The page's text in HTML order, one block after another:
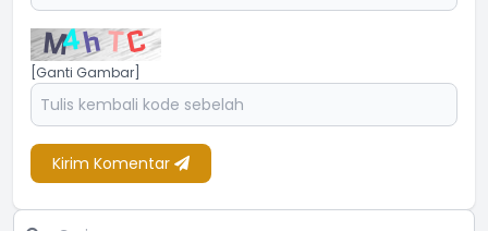
[Ganti Gambar]
Kirim Komentar